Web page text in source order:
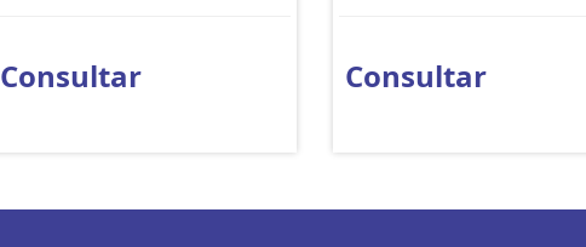
Consultar Consultar